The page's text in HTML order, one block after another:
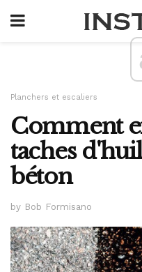
Planchers et escaliers
Comment
taches
béton
by Bob Formisano